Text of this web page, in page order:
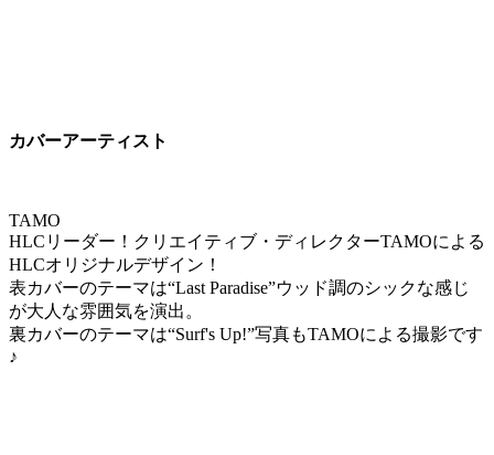
カバーアーティスト
TAMO
HLCリーダー！クリエイティブ・ディレクターTAMOによる
HLCオリジナルデザイン！
表カバーのテーマは“Last Paradise”ウッド調のシックな感じ
が大人な雰囲気を演出。
裏カバーのテーマは“Surf's Up!”写真もTAMOによる撮影です
♪